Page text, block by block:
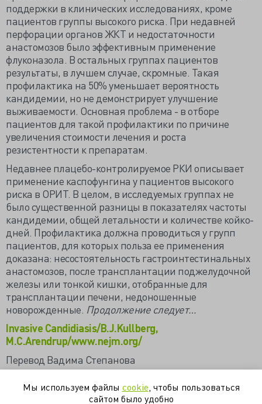
поддержки в клинических исследованиях, кроме
пациентов группы высокого риска. При недавней
перфорации органов ЖКТ и недостаточности
анастомозов было эффективным применение
флуконазола. В остальных группах пациентов
результаты, в лучшем случае, скромные. Такая
профилактика на 50% уменьшает вероятность
кандидемии, но не демонстрирует улучшение
выживаемости. Основная проблема - в отборе
пациентов для такой профилактики по причине
увеличения стоимости лечения и роста
резистентности к препаратам.
Недавнее плацебо-контролируемое РКИ описывает
применение каспофунгина у пациентов высокого
риска в ОРИТ. В целом, в исследуемых группах не
было существенной разницы в показателях частоты
кандидемии, общей летальности и количестве койко-
дней. Профилактика должна проводиться у групп
пациентов, для которых польза ее применения
доказана: несостоятельность гастроинтестинальных
анастомозов, после трансплантации поджелудочной
железы или тонкой кишки, отобранные для
трансплантации печени, недоношенные
новорожденные. Продолжение следует…
Invasive Candidiasis/В.J.Kullberg,
M.C.Arendrup/www.nejm.org/
Перевод Вадима Степанова
кандидемия кандидоз противовирусное резистентность
Мы используем файлы cookie , чтобы пользоваться
сайтом было удобно